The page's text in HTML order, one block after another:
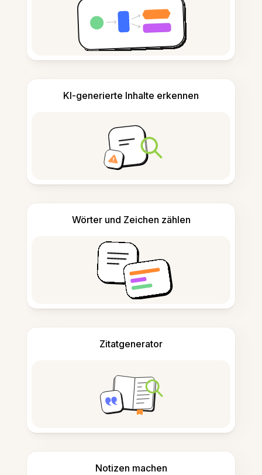
KI-generierte Inhalte erkennen
Wörter und Zeichen zählen
Zitatgenerator
Notizen machen